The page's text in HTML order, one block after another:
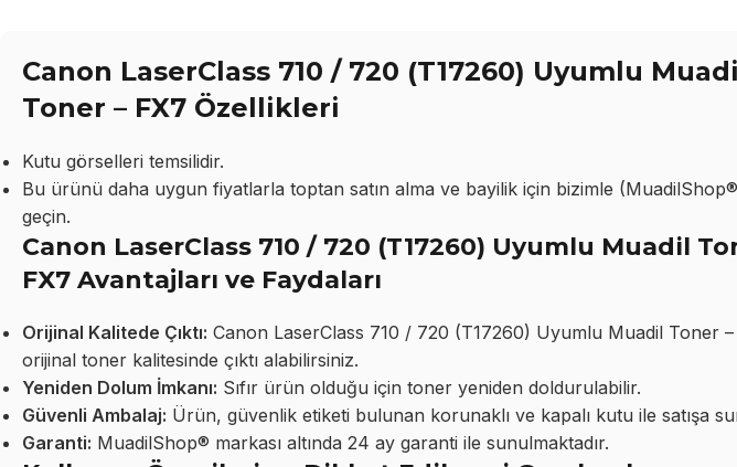
Canon LaserClass 710 / 720 (T17260) Uyumlu
Toner – FX7 Özellikleri
Kutu görselleri temsilidir.
Bu ürünü daha uygun fiyatlarla toptan satın alma ve bayilik için bizimle
geçin.
Canon LaserClass 710 / 720 (T17260) Uyumlu Muadil
FX7 Avantajları ve Faydaları
Orijinal Kalitede Çıktı: Canon LaserClass 710 / 720 (T17260) Uyumlu Muadil Toner –
orijinal toner kalitesinde çıktı alabilirsiniz.
Yeniden Dolum İmkanı: Sıfır ürün olduğu için toner yeniden doldurulabilir.
Güvenli Ambalaj: Ürün, güvenlik etiketi bulunan korunaklı ve kapalı kutu ile satışa
Garanti: MuadilShop® markası altında 24 ay garanti ile sunulmaktadır.